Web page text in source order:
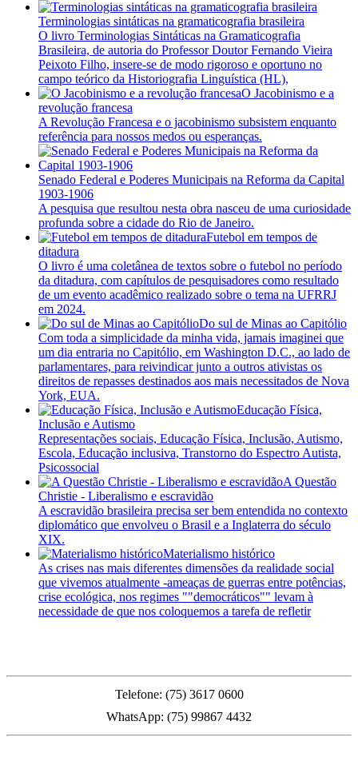
Terminologias sintáticas na gramaticografia brasileira
O livro Terminologias Sintáticas na Gramaticografia
Brasileira, de autoria do Professor Doutor Fernando Vieira
Peixoto Filho, insere-se de modo rigoroso e oportuno no
campo teórico da Historiografia Linguística (HL),
O Jacobinismo e a
revolução francesa
A Revolução Francesa e o jacobinismo subsistem enquanto
referência para nossos medos ou esperanças.
Senado Federal e Poderes Municipais na Reforma da Capital
1903-1906
A pesquisa que resultou nesta obra nasceu de uma curiosidade
profunda sobre a cidade do Rio de Janeiro.
Futebol em tempos de
ditadura
O livro é uma coletânea de textos sobre o futebol no período
da ditadura, com capítulos de pesquisadores como resultado
de um evento acadêmico realizado sobre o tema na UFRRJ
em 2024.
Do sul de Minas ao Capitólio
Com toda a simplicidade da minha vida, jamais imaginei que
um dia entraria no Capitólio, em Washington D.C., ao lado de
parlamentares, para reivindicar junto a outros ativistas os
direitos de repasses destinados aos mais necessitados de Nova
York, EUA.
Educação Física,
Inclusão e Autismo
Representações sociais, Educação Física, Inclusão, Autismo,
Escola, Educação inclusiva, Transtorno do Espectro Autista,
Psicossocial
A Questão
Christie - Liberalismo e escravidão
A escravidão brasileira precisa ser bem entendida no contexto
diplomático que envolveu o Brasil e a Inglaterra do século
XIX.
Materialismo histórico
As crises nas mais diferentes dimensões da realidade social
que vivemos atualmente -ameaças de guerras entre potências,
crise ecológica, nos regimes ""democráticos"" levam à
necessidade de que nos coloquemos a tarefa de refletir
Telefone: (75) 3617 0600
WhatsApp: (75) 99867 4432